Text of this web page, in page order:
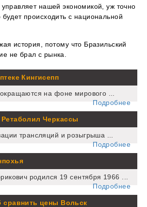
управляет нашей экономикой, уж точно
происходить с национальной
история, потому что Бразильский
не брал с рынка.
Кингисепп
на фоне мирового ...
Подробнее
Черкассы
трансляций и розыгрыша ...
Подробнее
родился 19 сентября 1966 ...
Подробнее
сравнить цены Вольск